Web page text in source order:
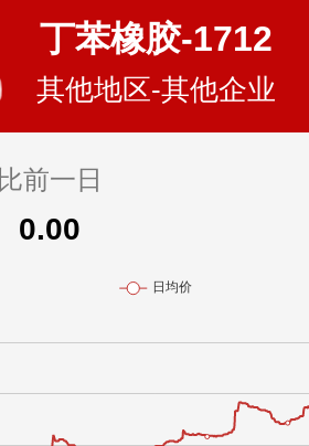
丁苯橡胶-1712
其他地区-其他企业
比前一日
0.00